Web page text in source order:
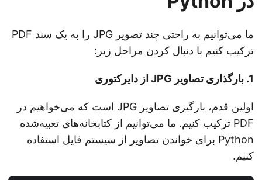
ما می‌توانیم به راحتی چند تصویر JPG را به یک سند PDF
ترکیب کنیم با دنبال کردن مراحل زیر:
اولین قدم، بارگیری تصاویر JPG است که می‌خواهیم در
PDF ترکیب کنیم. ما می‌توانیم از کتابخانه‌های تعبیه‌شده
Python برای خواندن تصاویر از سیستم فایل استفاده
کنیم.